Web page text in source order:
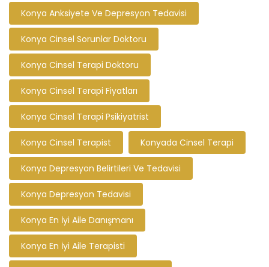
Konya Anksiyete Ve Depresyon Tedavisi
Konya Cinsel Sorunlar Doktoru
Konya Cinsel Terapi Doktoru
Konya Cinsel Terapi Fiyatları
Konya Cinsel Terapi Psikiyatrist
Konya Cinsel Terapist Konyada Cinsel Terapi
Konya Depresyon Belirtileri Ve Tedavisi
Konya Depresyon Tedavisi
Konya En İyi Aile Danışmanı
Konya En İyi Aile Terapisti